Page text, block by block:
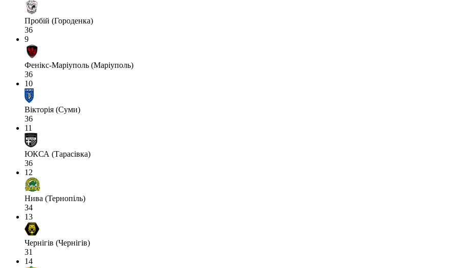
Пробій (Городенка)
36
9
Фенікс-Маріуполь (Маріуполь)
36
10
Вікторія (Суми)
36
11
ЮКСА (Тарасівка)
36
12
Нива (Тернопіль)
34
13
Чернігів (Чернігів)
31
14